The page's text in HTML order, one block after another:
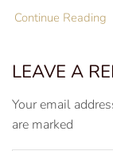
Continue Reading
LEAVE A
Your email
are marked